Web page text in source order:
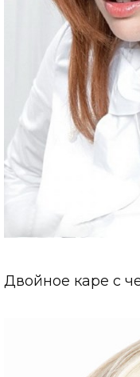
Двойное каре с